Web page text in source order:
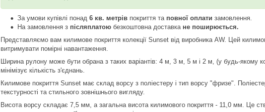
За умови купівлі понад 6 кв. метрів покриття та повної оплати замовлення.
На замовлення з післяплатою безкоштовна доставка не поширюється.
Представляємо вам килимове покриття колекції Sunset від виробника AW. Цей
витримувати помірні навантаження.
Ширина рулону може бути обрана з таких варіантів: 4 м, 3 м, 5 м і 2 м, (у будь-якому
мінімізує кількість з'єднань.
Килимове покриття Sunset має склад ворсу з поліестеру і тип ворсу "фризе".
текстурності та стильного зовнішнього вигляду.
Висота ворсу складає 7,5 мм, а загальна висота килимового покриття - 11,0 мм. Це